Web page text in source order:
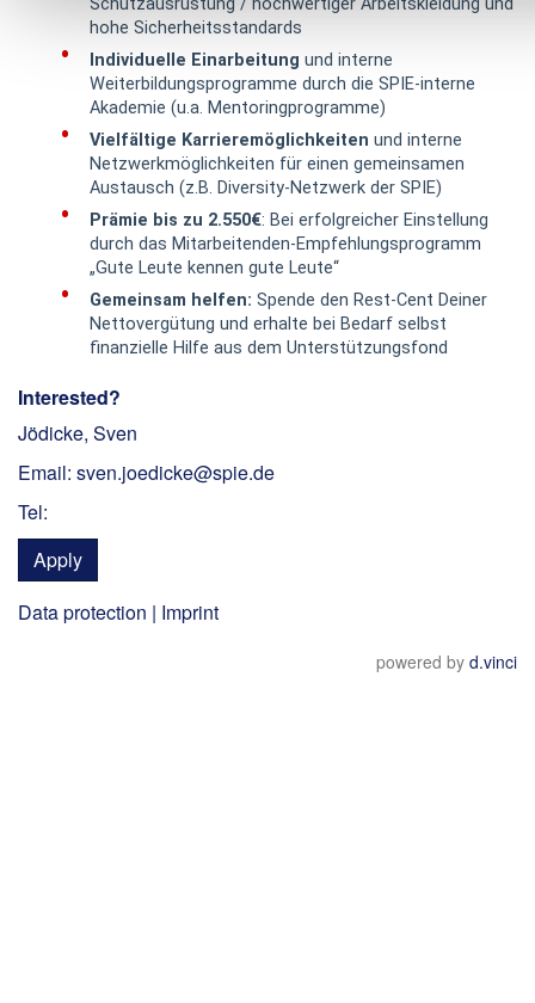
hohe Sicherheitsstandards
Individuelle Einarbeitung und interne
Weiterbildungsprogramme durch die SPIE-interne
Akademie (u.a. Mentoringprogramme)
Vielfältige Karrieremöglichkeiten und interne
Netzwerkmöglichkeiten für einen gemeinsamen
Austausch (z.B. Diversity-Netzwerk der SPIE)
Prämie bis zu 2.550€: Bei erfolgreicher Einstellung
durch das Mitarbeitenden-Empfehlungsprogramm
„Gute Leute kennen gute Leute“
Gemeinsam helfen: Spende den Rest-Cent Deiner
Nettovergütung und erhalte bei Bedarf selbst
finanzielle Hilfe aus dem Unterstützungsfond
Interested?
Jödicke, Sven
Email: sven.joedicke@spie.de
Tel:
Apply
Data protection | Imprint
powered by d.vinci